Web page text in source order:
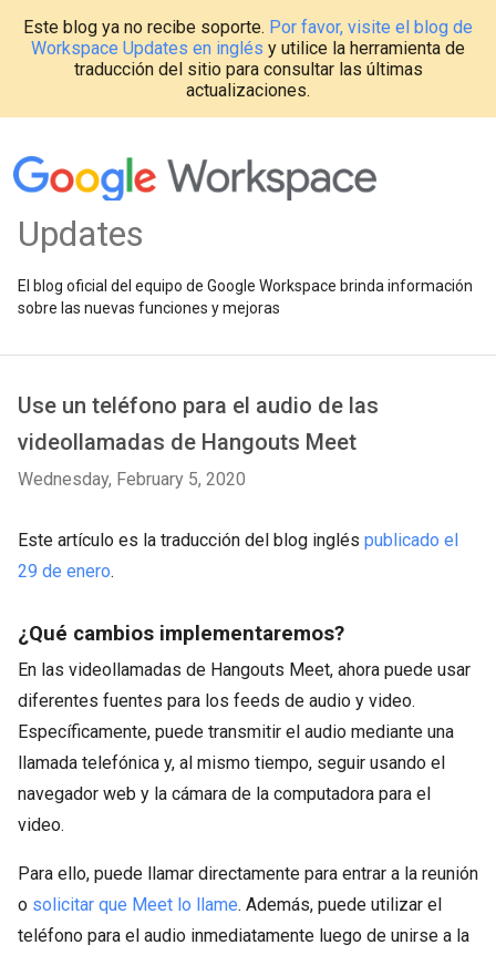
Este blog ya no recibe soporte. Por favor, visite el blog de
Workspace Updates en inglés y utilice la herramienta de
traducción del sitio para consultar las últimas
actualizaciones.
Updates
El blog oficial del equipo de Google Workspace brinda información
sobre las nuevas funciones y mejoras
Use un teléfono para el audio de las
videollamadas de Hangouts Meet
Wednesday, February 5, 2020
Este artículo es la traducción del blog inglés publicado el
29 de enero.
¿Qué cambios implementaremos?
En las videollamadas de Hangouts Meet, ahora puede usar
diferentes fuentes para los feeds de audio y video.
Específicamente, puede transmitir el audio mediante una
llamada telefónica y, al mismo tiempo, seguir usando el
navegador web y la cámara de la computadora para el
video.
Para ello, puede llamar directamente para entrar a la reunión
o solicitar que Meet lo llame. Además, puede utilizar el
teléfono para el audio inmediatamente luego de unirse a la